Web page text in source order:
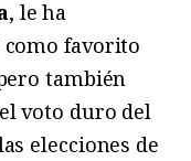
, le ha
favorito
también
voto duro del
elecciones de